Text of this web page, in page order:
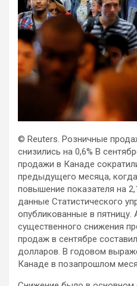
© Reuters. Розничные
снизились на 0,6% В
продажи в Канаде
предыдущего месяца,
повышение показателя на
данные Статистического
опубликованные в
существенного снижения
продаж в сентябре
долларов. В годовом
Канаде в позапрошлом